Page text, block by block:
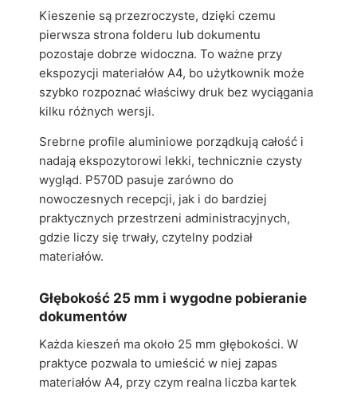
Kieszenie są przezroczyste, dzięki czemu
pierwsza strona folderu lub dokumentu
pozostaje dobrze widoczna. To ważne przy
ekspozycji materiałów A4, bo użytkownik może
szybko rozpoznać właściwy druk bez wyciągania
kilku różnych wersji.
Srebrne profile aluminiowe porządkują całość i
nadają ekspozytorowi lekki, technicznie czysty
wygląd. P570D pasuje zarówno do
nowoczesnych recepcji, jak i do bardziej
praktycznych przestrzeni administracyjnych,
gdzie liczy się trwały, czytelny podział
materiałów.
Głębokość 25 mm i wygodne pobieranie
dokumentów
Każda kieszeń ma około 25 mm głębokości. W
praktyce pozwala to umieścić w niej zapas
materiałów A4, przy czym realna liczba kartek